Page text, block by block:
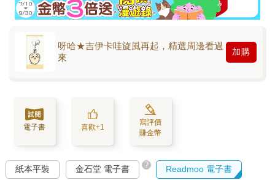
呀哈★吉伊卡哇旋風再起，精選周邊看過
來
加購
電子書 喜歡+1
寫評價
賺金幣
紙本平裝 金石堂 電子書 ? Readmoo 電子書